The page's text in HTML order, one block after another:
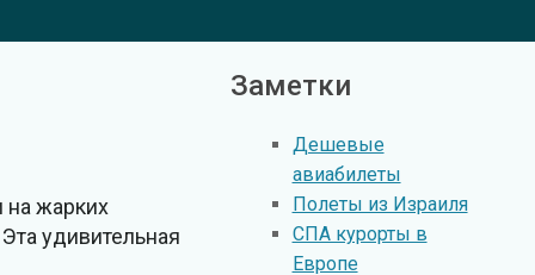
на жарких
удивительная
Заметки
Дешевые
авиабилеты
Полеты из Израиля
СПА курорты в
Европе